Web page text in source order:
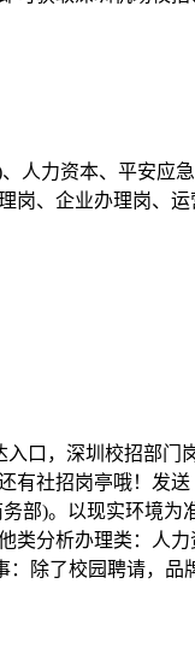
人力资本、平安应
岗、企业办理岗、
口，深圳校招部门
有社招岗亭哦！发
部)。以现实环境为
类分析办理类：人
：除了校园聘请，